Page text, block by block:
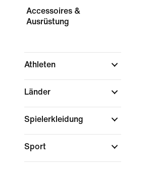
Accessoires &
Ausrüstung
Athleten
Länder
Spielerkleidung
Sport